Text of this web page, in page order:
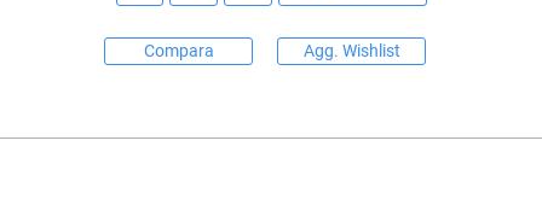
Compara Agg. Wishlist